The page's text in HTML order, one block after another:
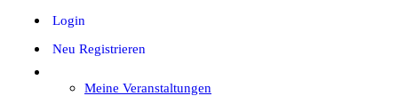
Login
Neu Registrieren
Meine Veranstaltungen